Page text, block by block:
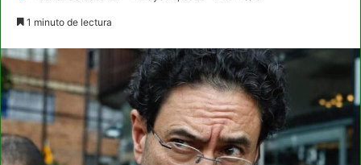
1 minuto de lectura